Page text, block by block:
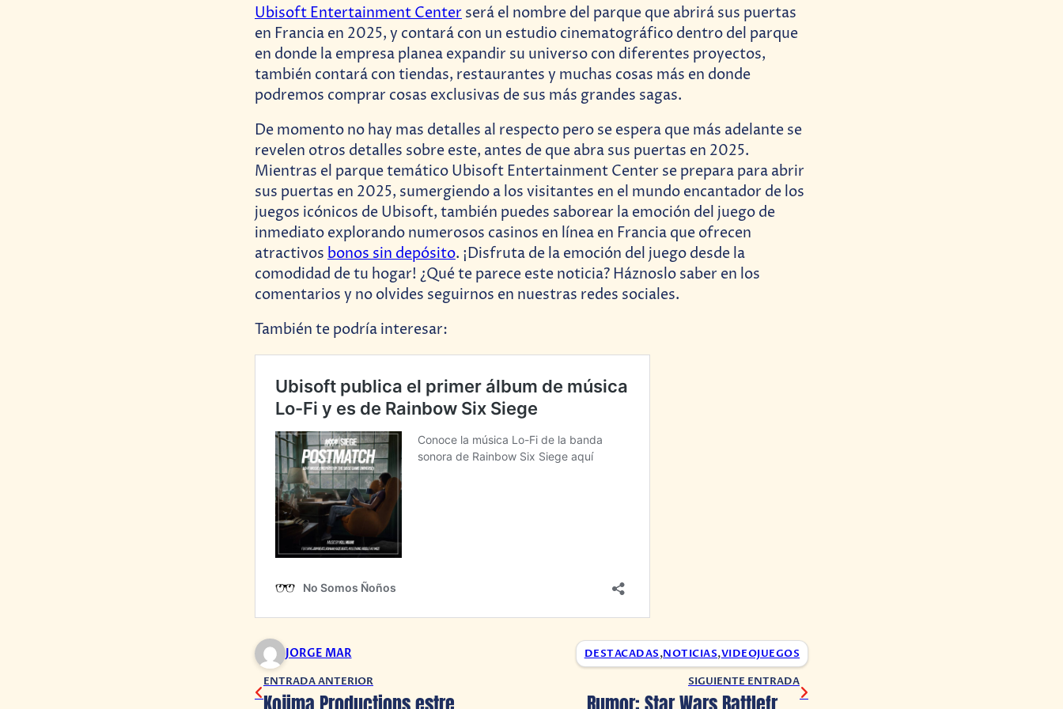
Ubisoft Entertainment Center será el nombre del parque que abrirá sus puertas
en Francia en 2025, y contará con un estudio cinematográfico dentro del parque
en donde la empresa planea expandir su universo con diferentes proyectos,
también contará con tiendas, restaurantes y muchas cosas más en donde
podremos comprar cosas exclusivas de sus más grandes sagas.
De momento no hay mas detalles al respecto pero se espera que más adelante se
revelen otros detalles sobre este, antes de que abra sus puertas en 2025.
Mientras el parque temático Ubisoft Entertainment Center se prepara para abrir
sus puertas en 2025, sumergiendo a los visitantes en el mundo encantador de los
juegos icónicos de Ubisoft, también puedes saborear la emoción del juego de
inmediato explorando numerosos casinos en línea en Francia que ofrecen
atractivos bonos sin depósito. ¡Disfruta de la emoción del juego desde la
comodidad de tu hogar! ¿Qué te parece este noticia? Háznoslo saber en los
comentarios y no olvides seguirnos en nuestras redes sociales.
También te podría interesar:
JORGE MAR DESTACADAS,NOTICIAS,VIDEOJUEGOS
ENTRADA ANTERIOR SIGUIENTE ENTRADA